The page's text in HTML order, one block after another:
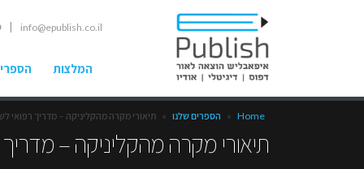
info@epublish.co.il
|
המלצות
Home
» הספרים שלנו » תיאורי מקרה מהקליניקה – מדריך רפואי
תיאורי מקרה מהקליניקה –